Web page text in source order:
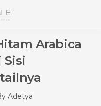
Arabica
Sisi
Adetya